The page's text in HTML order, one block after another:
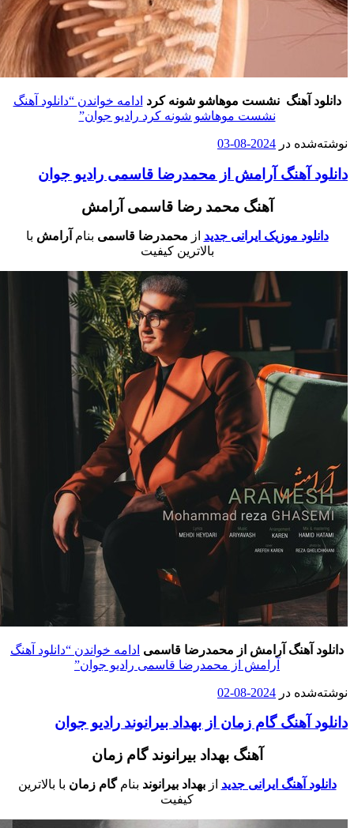
دانلود آهنگ نشست موهاشو شونه کرد ادامه خواندن“دانلود آهنگ
نشست موهاشو شونه کرد رادیو جوان”
در 2024-08-03
آهنگ آرامش از محمدرضا قاسمی رادیو جوان
آهنگ محمد رضا قاسمی آرامش
دانلود موزیک ایرانی جدیدازمحمدرضا قاسمی بنامآرامش با
بالاترین کیفیت
دانلود آهنگ آرامش از محمدرضا قاسمی ادامه خواندن“دانلود آهنگ
آرامش از محمدرضا قاسمی رادیو جوان”
در 2024-08-02
آهنگ گام زمان از بهداد بیرانوند رادیو جوان
آهنگ بهداد بیرانوند گام زمان
دانلود آهنگ ایرانی جدیدازبهداد بیرانوندبنامگام زمانبا بالاترین
کیفیت